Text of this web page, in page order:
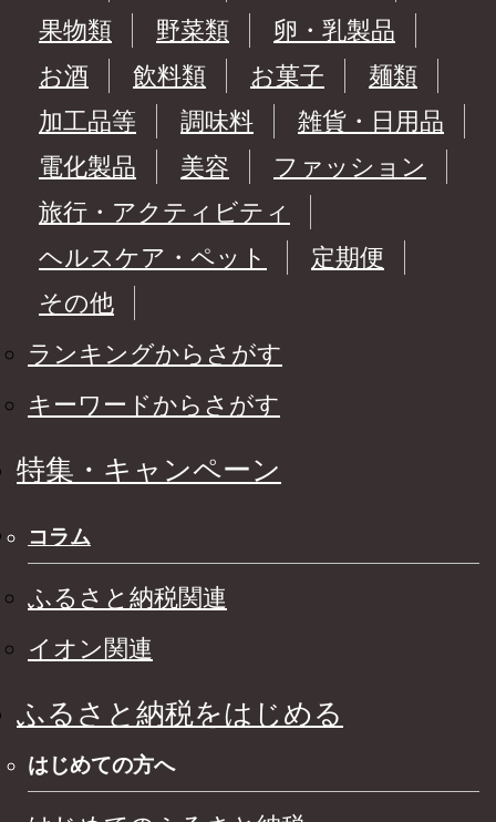
果物類
野菜類
卵・乳製品
お酒
飲料類 お菓子
麺類
加工品等
調味料
雑貨・日用品
電化製品
美容
ファッション
旅行・アクティビティ
ヘルスケア・ペット
定期便
その他
ランキングからさがす
キーワードからさがす
特集・キャンペーン
コラム
ふるさと納税関連
イオン関連
ふるさと納税をはじめる
はじめての方へ